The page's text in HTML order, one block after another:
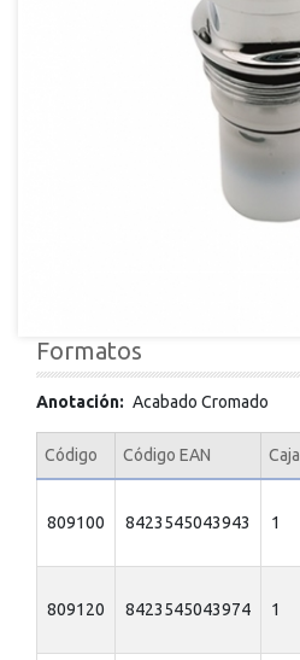
Formatos
Anotación Acabado Cromado
Código Código EAN Caja
809100 8423545043943 1
809120 8423545043974 1